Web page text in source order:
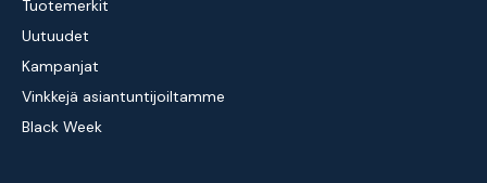
Tuotemerkit
Uutuudet
Kampanjat
Vinkkejä asiantuntijoiltamme
Black Week